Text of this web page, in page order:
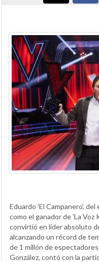
Eduardo 'El Campanero',
como el ganador de 'La Voz
convirtió en líder absoluto
alcanzando un récord de
de 1 millón de
González, contó con la